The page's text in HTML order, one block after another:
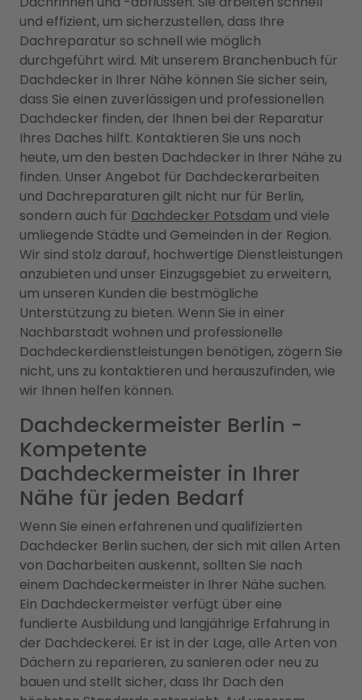
und effizient, um sicherzustellen, dass Ihre
Dachreparatur so schnell wie möglich
durchgeführt wird. Mit unserem Branchenbuch für
Dachdecker in Ihrer Nähe können Sie sicher sein,
dass Sie einen zuverlässigen und professionellen
Dachdecker finden, der Ihnen bei der Reparatur
Ihres Daches hilft. Kontaktieren Sie uns noch
heute, um den besten Dachdecker in Ihrer Nähe zu
finden. Unser Angebot für Dachdeckerarbeiten
und Dachreparaturen gilt nicht nur für Berlin,
sondern auch für Dachdecker Potsdam und viele
umliegende Städte und Gemeinden in der Region.
Wir sind stolz darauf, hochwertige Dienstleistungen
anzubieten und unser Einzugsgebiet zu erweitern,
um unseren Kunden die bestmögliche
Unterstützung zu bieten. Wenn Sie in einer
Nachbarstadt wohnen und professionelle
Dachdeckerdienstleistungen benötigen, zögern Sie
nicht, uns zu kontaktieren und herauszufinden, wie
wir Ihnen helfen können.
Dachdeckermeister Berlin -
Kompetente
Dachdeckermeister in Ihrer
Nähe für jeden Bedarf
Wenn Sie einen erfahrenen und qualifizierten
Dachdecker Berlin suchen, der sich mit allen Arten
von Dacharbeiten auskennt, sollten Sie nach
einem Dachdeckermeister in Ihrer Nähe suchen.
Ein Dachdeckermeister verfügt über eine
fundierte Ausbildung und langjährige Erfahrung in
der Dachdeckerei. Er ist in der Lage, alle Arten von
Dächern zu reparieren, zu sanieren oder neu zu
bauen und stellt sicher, dass Ihr Dach den